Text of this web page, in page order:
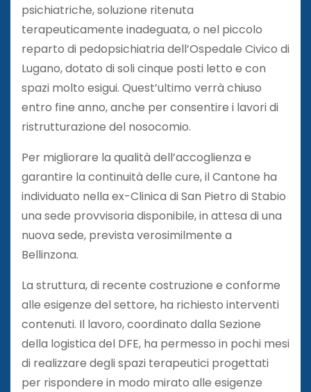
psichiatriche, soluzione ritenuta
terapeuticamente inadeguata, o nel piccolo
reparto di pedopsichiatria dell’Ospedale Civico di
Lugano, dotato di soli cinque posti letto e con
spazi molto esigui. Quest’ultimo verrà chiuso
entro fine anno, anche per consentire i lavori di
ristrutturazione del nosocomio.
Per migliorare la qualità dell’accoglienza e
garantire la continuità delle cure, il Cantone ha
individuato nella ex-Clinica di San Pietro di Stabio
una sede provvisoria disponibile, in attesa di una
nuova sede, prevista verosimilmente a
Bellinzona.
La struttura, di recente costruzione e conforme
alle esigenze del settore, ha richiesto interventi
contenuti. Il lavoro, coordinato dalla Sezione
della logistica del DFE, ha permesso in pochi mesi
di realizzare degli spazi terapeutici progettati
per rispondere in modo mirato alle esigenze